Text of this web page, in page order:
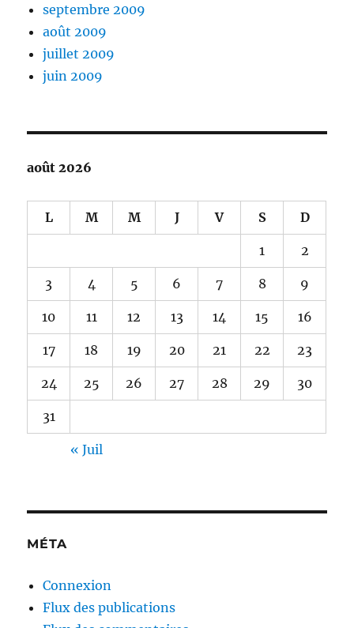
septembre 2009
août 2009
juillet 2009
juin 2009
août 2026
L M M J V S D
1 2
3 4 5 6 7 8 9
10 11 12 13 14 15 16
17 18 19 20 21 22 23
24 25 26 27 28 29 30
31
« Juil
MÉTA
Connexion
Flux des publications